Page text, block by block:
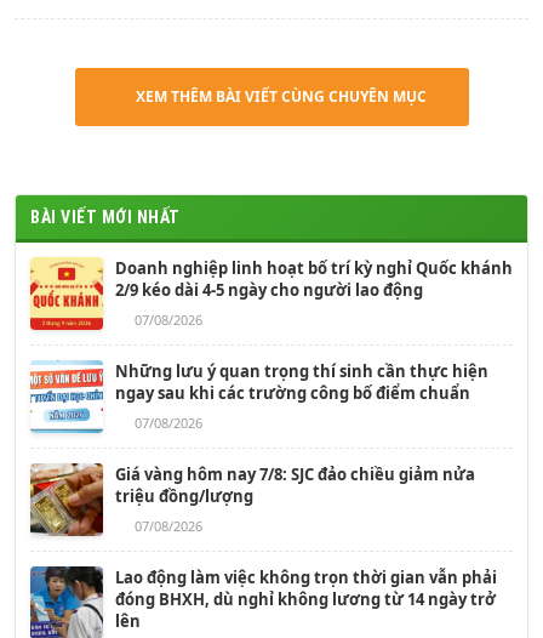
XEM THÊM BÀI VIẾT CÙNG CHUYÊN MỤC
BÀI VIẾT MỚI NHẤT
Doanh nghiệp linh hoạt bố trí kỳ nghỉ Quốc khánh
2/9 kéo dài 4-5 ngày cho người lao động
07/08/2026
Những lưu ý quan trọng thí sinh cần thực hiện
ngay sau khi các trường công bố điểm chuẩn
07/08/2026
Giá vàng hôm nay 7/8: SJC đảo chiều giảm nửa
triệu đồng/lượng
07/08/2026
Lao động làm việc không trọn thời gian vẫn phải
đóng BHXH, dù nghỉ không lương từ 14 ngày trở
lên